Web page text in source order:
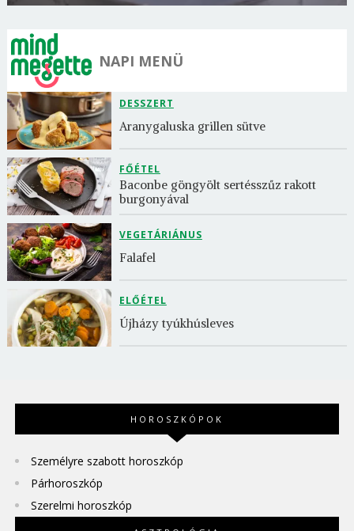
NAPI MENÜ
DESSZERT
Aranygaluska grillen sütve
FŐÉTEL
Baconbe göngyölt sertésszűz rakott
burgonyával
VEGETÁRIÁNUS
Falafel
ELŐÉTEL
Újházy tyúkhúsleves
HOROSZKÓPOK
Személyre szabott horoszkóp
Párhoroszkóp
Szerelmi horoszkóp